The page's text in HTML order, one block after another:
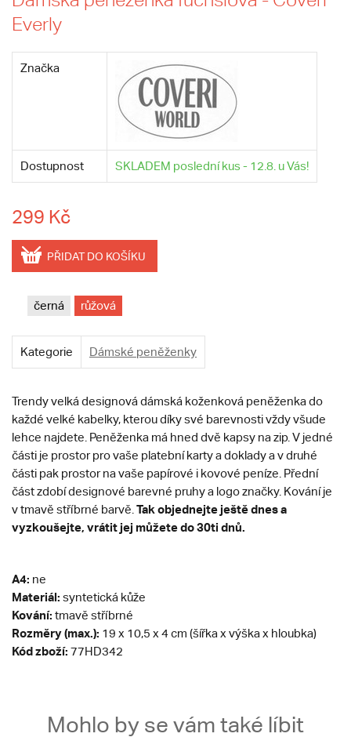
Everly
Značka
Dostupnost SKLADEM poslední kus - 12.8. u Vás!
299 Kč
PŘIDAT DO KOŠÍKU
černá růžová
Kategorie Dámské peněženky
Trendy velká designová dámská koženková peněženka do
každé velké kabelky, kterou díky své barevnosti vždy všude
lehce najdete. Peněženka má hned dvě kapsy na zip. V jedné
části je prostor pro vaše platební karty a doklady a v druhé
části pak prostor na vaše papírové i kovové peníze. Přední
část zdobí designové barevné pruhy a logo značky. Kování je
v tmavě stříbrné barvě. Tak objednejte ještě dnes a
vyzkoušejte, vrátit jej můžete do 30ti dnů.
A4: ne
Materiál: syntetická kůže
Kování: tmavě stříbrné
Rozměry (max.): 19 x 10,5 x 4 cm (šířka x výška x hloubka)
Kód zboží: 77HD342
Mohlo by se vám také líbit